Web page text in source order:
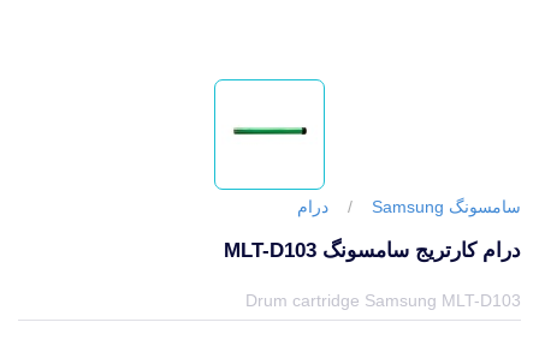
سامسونگ Samsung / درام
درام کارتریج سامسونگ MLT-D103
Drum cartridge Samsung MLT-D103